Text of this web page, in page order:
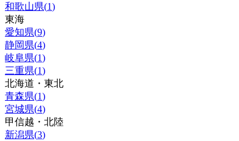
和歌山県(1)
東海
愛知県(9)
静岡県(4)
岐阜県(1)
三重県(1)
北海道・東北
青森県(1)
宮城県(4)
甲信越・北陸
新潟県(3)